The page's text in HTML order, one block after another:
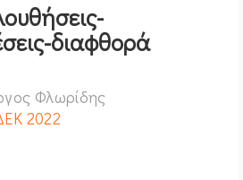
διαφθορά
Φλωρίδης
2022